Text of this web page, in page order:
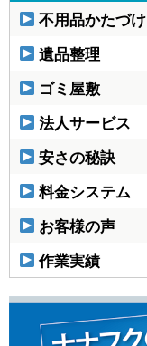
不用品かたづけ
遺品整理
ゴミ屋敷
法人サービス
安さの秘訣
料金システム
お客様の声
作業実績